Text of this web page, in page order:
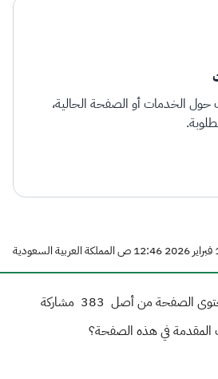
حول الخدمات أو الصفحة الحالية،
الصفحة من أصل 383 مشاركة
في هذه الصفحة؟